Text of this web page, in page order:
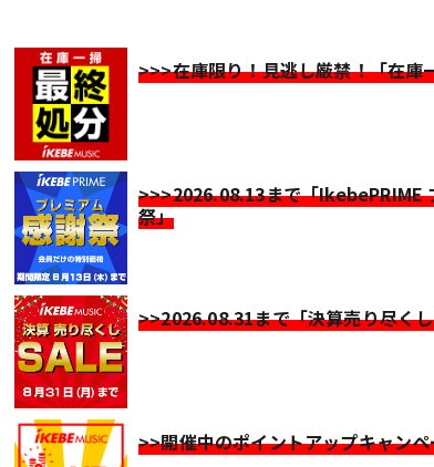
>>>在庫限り！見逃し厳禁！「在庫
>>>2026.08.13まで「IkebePRIME
祭」
>>2026.08.31まで「決算売り尽く
>>開催中のポイントアップキャン